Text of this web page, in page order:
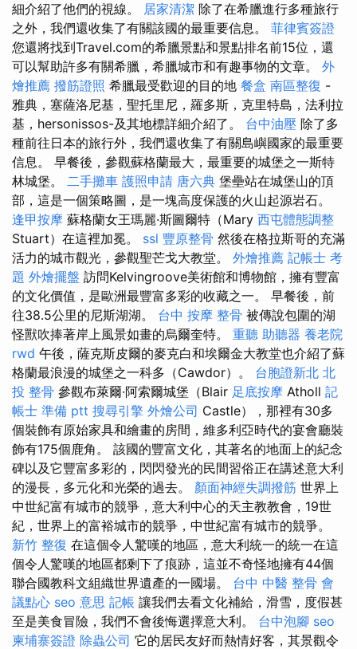
細介紹了他們的視線。 居家清潔 除了在希臘進行多種旅行
之外，我們還收集了有關該國的最重要信息。 菲律賓簽證
您還將找到Travel.com的希臘景點和景點排名前15位，還
可以幫助許多有關希臘，希臘城市和有趣事物的文章。 外
燴推薦 撥筋證照 希臘最受歡迎的目的地 餐盒 南區整復 -
雅典，塞薩洛尼基，聖托里尼，羅多斯，克里特島，法利拉
基，hersonissos-及其地標詳細介紹了。 台中油壓 除了多
種前往日本的旅行外，我們還收集了有關島嶼國家的最重要
信息。 早餐後，參觀蘇格蘭最大，最重要的城堡之一斯特
林城堡。 二手攤車 護照申請 唐六典 堡壘站在城堡山的頂
部，這是一個策略圖，是一塊高度保護的火山起源岩石。
逢甲按摩 蘇格蘭女王瑪麗·斯圖爾特（Mary 西屯體態調整
Stuart）在這裡加冕。 ssl 豐原整骨 然後在格拉斯哥的充滿
活力的城市觀光，參觀聖芒戈大教堂。 外燴推薦 記帳士 考
題 外燴擺盤 訪問Kelvingroove美術館和博物館，擁有豐富
的文化價值，是歐洲最豐富多彩的收藏之一。 早餐後，前
往38.5公里的尼斯湖湖。 台中 按摩 整骨 被傳說包圍的湖
怪獸吹捧著岸上風景如畫的烏爾奎特。 重聽 助聽器 養老院
rwd 午後，薩克斯皮爾的麥克白和埃爾金大教堂也介紹了蘇
格蘭最浪漫的城堡之一科多（Cawdor）。 台胞證新北 北
投 整骨 參觀布萊爾·阿索爾城堡（Blair 足底按摩 Atholl 記
帳士 準備 ptt 搜尋引擎 外燴公司 Castle），那裡有30多
個裝飾有原始家具和繪畫的房間，維多利亞時代的宴會廳裝
飾有175個鹿角。 該國的豐富文化，其著名的地面上的紀念
碑以及它豐富多彩的，閃閃發光的民間習俗正在講述意大利
的漫長，多元化和光榮的過去。 顏面神經失調撥筋 世界上
中世紀富有城市的競爭，意大利中心的天主教教會，19世
紀，世界上的富裕城市的競爭，中世紀富有城市的競爭。
新竹 整復 在這個令人驚嘆的地區，意大利統一的統一在這
個令人驚嘆的地區都剩下了痕跡，這並不奇怪地擁有44個
聯合國教科文組織世界遺產的一國場。 台中 中醫 整骨 會
議點心 seo 意思 記帳 讓我們去看文化補給，滑雪，度假甚
至是美食冒險，我們不會後悔選擇意大利。 台中泡腳 seo
柬埔寨簽證 除蟲公司 它的居民友好而熱情好客，其景觀令